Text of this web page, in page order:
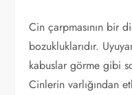
Cin çarpmasının bir
bozukluklarıdır.
kabuslar görme gibi
Cinlerin varlığından